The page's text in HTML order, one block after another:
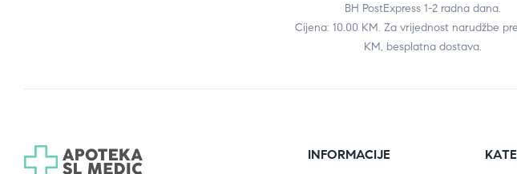
BH PostExpress 1-2 radna dana.
Cijena: 10.00 KM. Za vrijednost narudžbe
KM, besplatna dostava.
INFORMACIJE